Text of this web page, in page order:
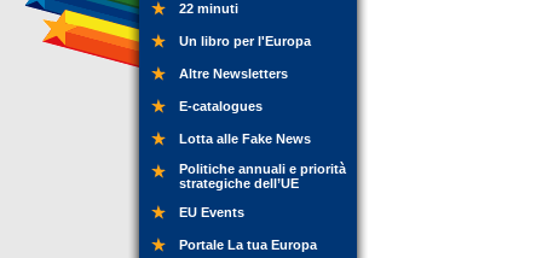
22 minuti
Un libro per l'Europa
Altre Newsletters
E-catalogues
Lotta alle Fake News
Politiche annuali e priorità
strategiche dell’UE
EU Events
Portale La tua Europa